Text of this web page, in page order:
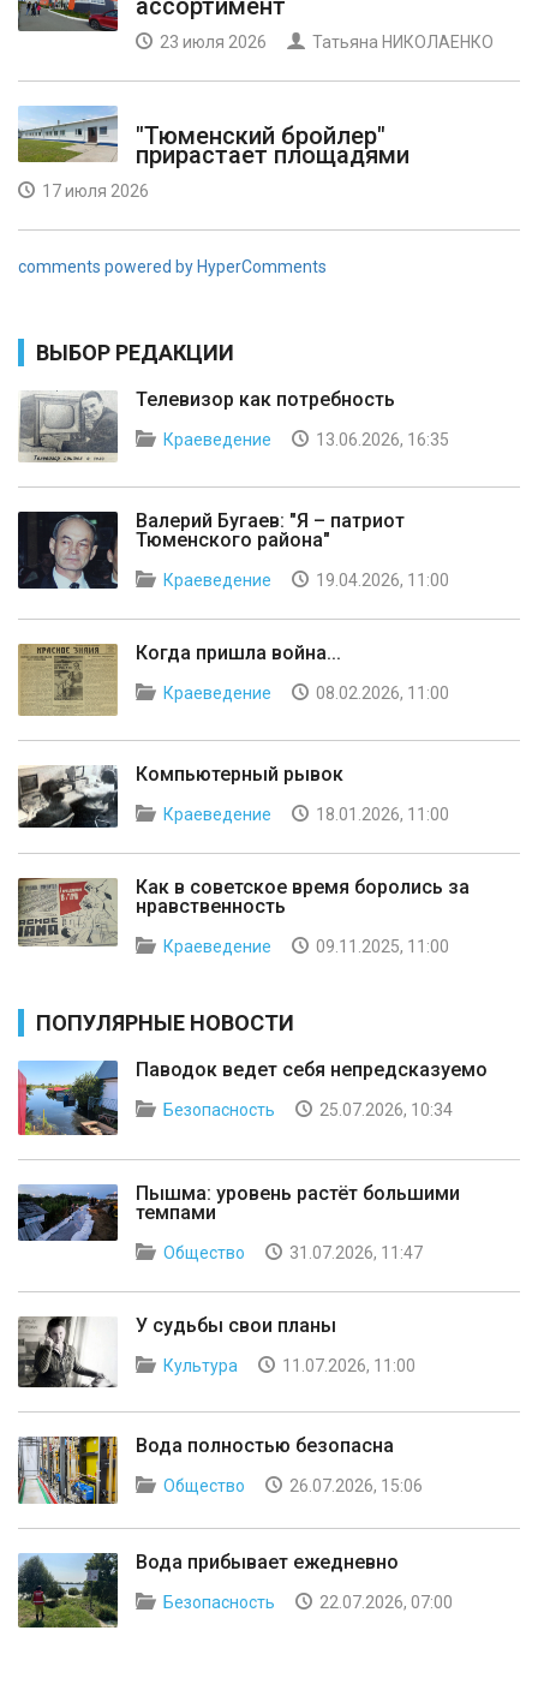
ассортимент
23 июля 2026 Татьяна НИКОЛАЕНКО
"Тюменский бройлер"
прирастает площадями
17 июля 2026
comments powered by HyperComments
ВЫБОР РЕДАКЦИИ
Телевизор как потребность
Краеведение 13.06.2026, 16:35
Валерий Бугаев: "Я – патриот
Тюменского района"
Краеведение 19.04.2026, 11:00
Когда пришла война...
Краеведение 08.02.2026, 11:00
Компьютерный рывок
Краеведение 18.01.2026, 11:00
Как в советское время боролись за
нравственность
Краеведение 09.11.2025, 11:00
ПОПУЛЯРНЫЕ НОВОСТИ
Паводок ведет себя непредсказуемо
Безопасность 25.07.2026, 10:34
Пышма: уровень растёт большими
темпами
Общество 31.07.2026, 11:47
У судьбы свои планы
Культура 11.07.2026, 11:00
Вода полностью безопасна
Общество 26.07.2026, 15:06
Вода прибывает ежедневно
Безопасность 22.07.2026, 07:00